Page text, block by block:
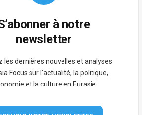
à notre
newsletter
les dernières nouvelles et analyses
Focus sur l'actualité, la politique,
et la culture en Eurasie.